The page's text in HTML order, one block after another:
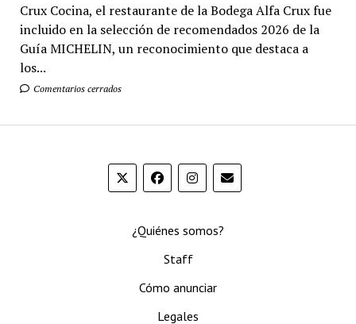
Crux Cocina, el restaurante de la Bodega Alfa Crux fue
incluido en la selección de recomendados 2026 de la
Guía MICHELIN, un reconocimiento que destaca a
los...
Comentarios cerrados
¿Quiénes somos?
Staff
Cómo anunciar
Legales